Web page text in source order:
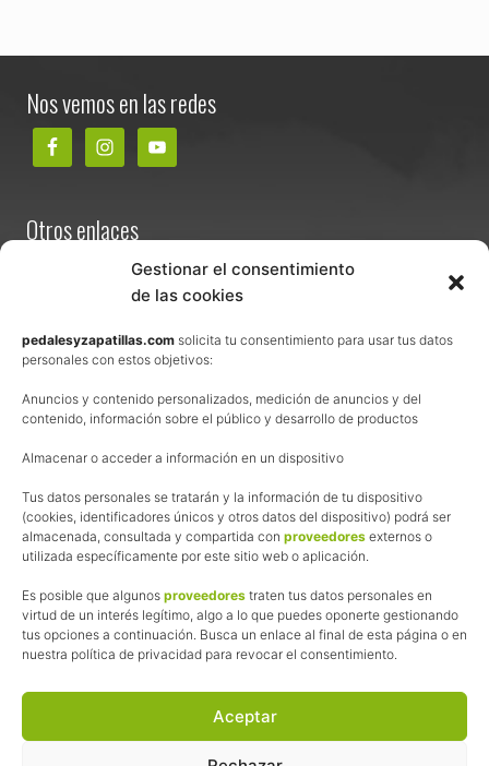
Gestionar el consentimiento
de las cookies
pedalesyzapatillas.com solicita tu consentimiento para usar tus datos
personales con estos objetivos:
Anuncios y contenido personalizados, medición de anuncios y del
contenido, información sobre el público y desarrollo de productos
Almacenar o acceder a información en un dispositivo
Tus datos personales se tratarán y la información de tu dispositivo
(cookies, identificadores únicos y otros datos del dispositivo) podrá ser
almacenada, consultada y compartida con proveedores externos o
utilizada específicamente por este sitio web o aplicación.
Es posible que algunos proveedores traten tus datos personales en
virtud de un interés legítimo, algo a lo que puedes oponerte gestionando
tus opciones a continuación. Busca un enlace al final de esta página o en
nuestra política de privacidad para revocar el consentimiento.
Aceptar
Nos vemos en las redes
Otros enlaces
Términos y condiciones de venta
Política de privacidad
Política de cookies
Afiliación
La web de Pedalesyzapatillas utiliza programas de afiliación.
¿Qué significa esto?
Cuando recomiendo algún producto, pongo enlaces a tiendas
online que utilizo y, por cada compra que realizas, me llevo
una comisión sin que a ti te cueste más dinero.
Esas comisiones me permiten seguir manteniendo esta web,
las inscripciones a muchas de las marchas para después
Siempre escribo sobre productos y tiendas que he probado